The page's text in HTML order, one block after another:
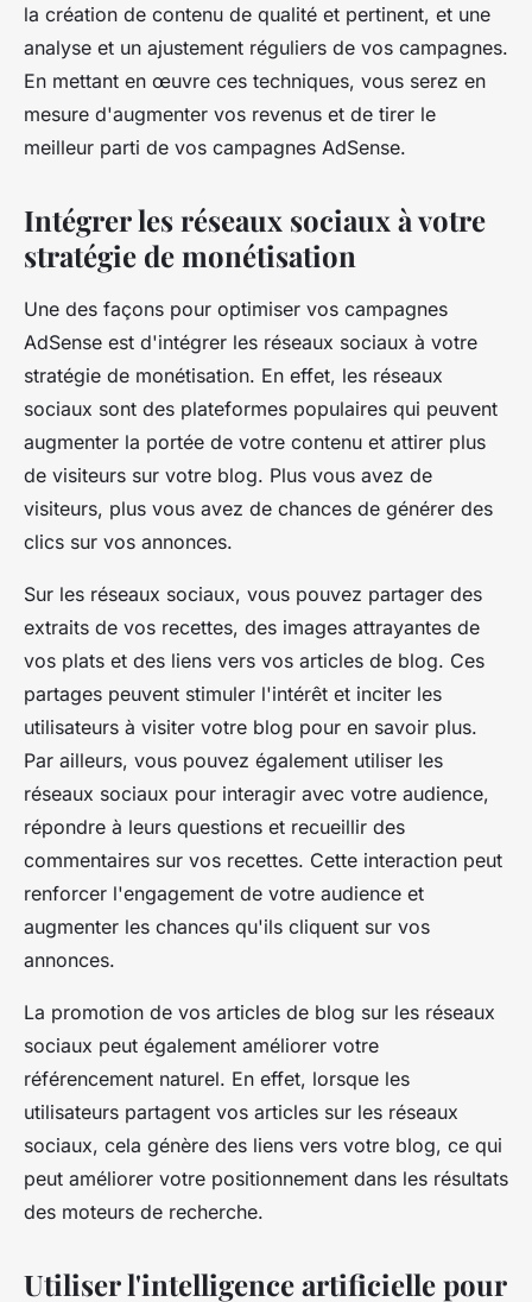
la création de contenu de qualité et pertinent, et une
analyse et un ajustement réguliers de vos campagnes.
En mettant en œuvre ces techniques, vous serez en
mesure d'augmenter vos revenus et de tirer le
meilleur parti de vos campagnes AdSense.
Intégrer les réseaux sociaux à votre
stratégie de monétisation
Une des façons pour optimiser vos campagnes
AdSense est d'intégrer les réseaux sociaux à votre
stratégie de monétisation. En effet, les réseaux
sociaux sont des plateformes populaires qui peuvent
augmenter la portée de votre contenu et attirer plus
de visiteurs sur votre blog. Plus vous avez de
visiteurs, plus vous avez de chances de générer des
clics sur vos annonces.
Sur les réseaux sociaux, vous pouvez partager des
extraits de vos recettes, des images attrayantes de
vos plats et des liens vers vos articles de blog. Ces
partages peuvent stimuler l'intérêt et inciter les
utilisateurs à visiter votre blog pour en savoir plus.
Par ailleurs, vous pouvez également utiliser les
réseaux sociaux pour interagir avec votre audience,
répondre à leurs questions et recueillir des
commentaires sur vos recettes. Cette interaction peut
renforcer l'engagement de votre audience et
augmenter les chances qu'ils cliquent sur vos
annonces.
La promotion de vos articles de blog sur les réseaux
sociaux peut également améliorer votre
référencement naturel. En effet, lorsque les
utilisateurs partagent vos articles sur les réseaux
sociaux, cela génère des liens vers votre blog, ce qui
peut améliorer votre positionnement dans les résultats
des moteurs de recherche.
Utiliser l'intelligence artificielle pour